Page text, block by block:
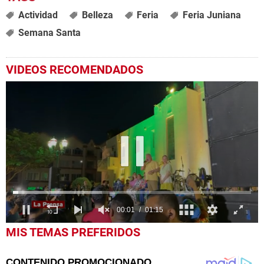
Actividad Belleza Feria
Feria Juniana
Semana Santa
VIDEOS RECOMENDADOS
0
seconds
MIS TEMAS PREFERIDOS